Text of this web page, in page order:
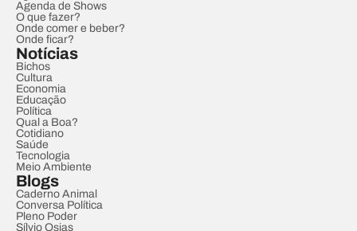
Agenda de Shows
O que fazer?
Onde comer e beber?
Onde ficar?
Notícias
Bichos
Cultura
Economia
Educação
Política
Qual a Boa?
Cotidiano
Saúde
Tecnologia
Meio Ambiente
Blogs
Caderno Animal
Conversa Política
Pleno Poder
Sílvio Osias